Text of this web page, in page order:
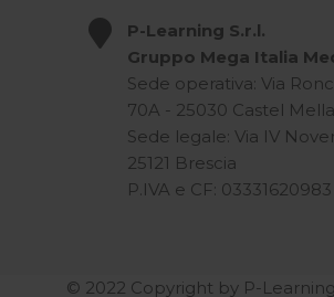
P-Learning S.r.l.
Gruppo Mega Italia
Sede operativa: Via
70A - 25030 Castel
Sede legale: Via IV
25121 Brescia
P.IVA e CF: 03331620983
© 2022 Copyright by P-